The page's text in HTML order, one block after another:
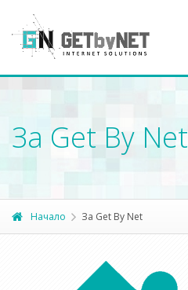
За Get By Net
Начало За Get By Net